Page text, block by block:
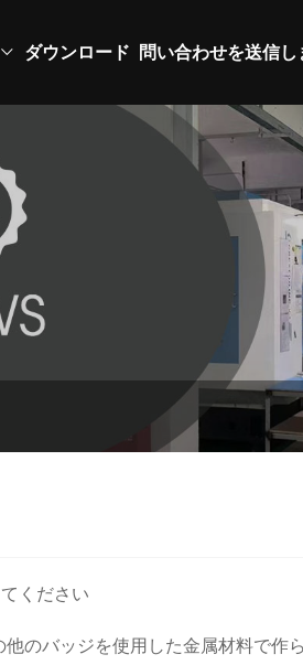
ダウンロード 問い合わせを送信し
ください
のバッジを使用した金属材料で作